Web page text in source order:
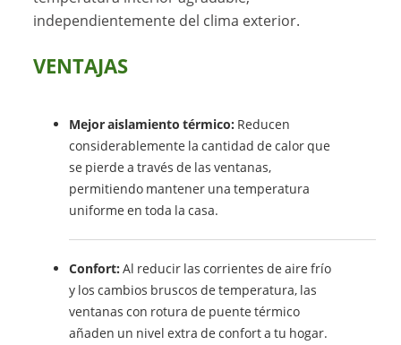
independientemente del clima exterior.
VENTAJAS
Mejor aislamiento térmico: Reducen
considerablemente la cantidad de calor que
se pierde a través de las ventanas,
permitiendo mantener una temperatura
uniforme en toda la casa.
Confort: Al reducir las corrientes de aire frío
y los cambios bruscos de temperatura, las
ventanas con rotura de puente térmico
añaden un nivel extra de confort a tu hogar.